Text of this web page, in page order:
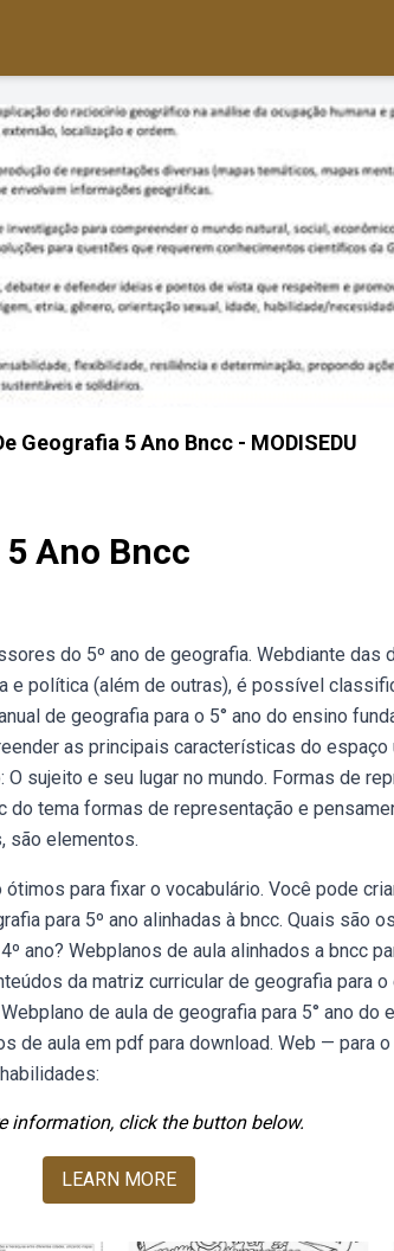
Geografia 5 Ano Bncc - MODISEDU
Ano Bncc
do 5º ano de geografia. Webdiante
e política (além de outras), é possível
de geografia para o 5° ano do ensino
as principais características do espaço
sujeito e seu lugar no mundo. Formas de
do tema formas de representação e
são elementos.
para fixar o vocabulário. Você pode
para 5º ano alinhadas à bncc. Quais são
ano? Webplanos de aula alinhados a bncc
da matriz curricular de geografia para
de aula de geografia para 5° ano do
de aula em pdf para download. Web — para
information, click the button below.
LEARN MORE